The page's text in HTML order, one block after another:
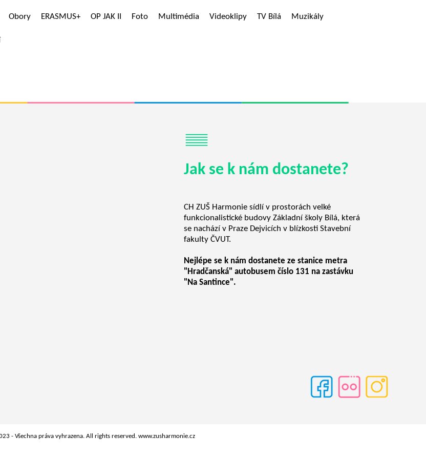
Obory ERASMUS+ OP JAK II Foto Multimédia Videoklipy TV Bílá Muzikály
Jak se k nám dostanete?
CH ZUŠ Harmonie sídlí v prostorách velké
funkcionalistické budovy Základní školy Bílá, která
se nachází v Praze Dejvicích v blízkosti Stavební
fakulty ČVUT.
Nejlépe se k nám dostanete ze stanice metra
"Hradčanská" autobusem číslo 131 na zastávku
"Na Santince".
- Všechna práva vyhrazena. All rights reserved. www.zusharmonie.cz